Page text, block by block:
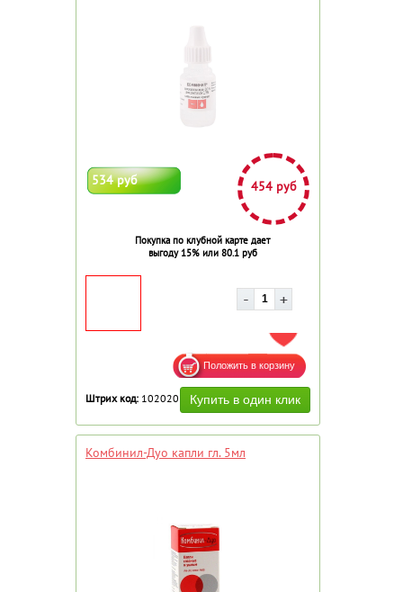
534 руб 454 руб
Покупка по клубной карте дает
выгоду 15% или 80.1 руб
ДОБАВИТЬ В ИЗБРАННОЕ
Штрих код: 102020
Комбинил-Дуо капли гл. 5мл